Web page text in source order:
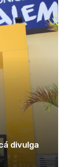
divulga